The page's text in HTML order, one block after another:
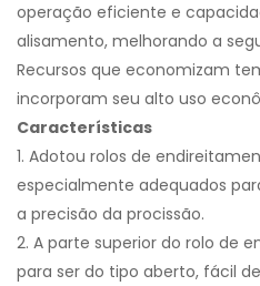
operação eficiente e
alisamento, melhorando a
Recursos que economizam
incorporam seu alto uso
Características
1. Adotou rolos de
especialmente adequados
a precisão da procissão.
2. A parte superior do rolo de
para ser do tipo aberto, fácil